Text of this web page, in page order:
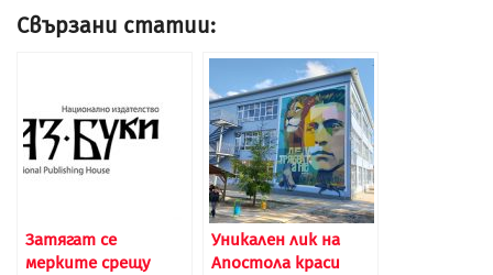
Свързани статии:
Затягат се
мерките срещу
Уникален лик на
Апостола краси